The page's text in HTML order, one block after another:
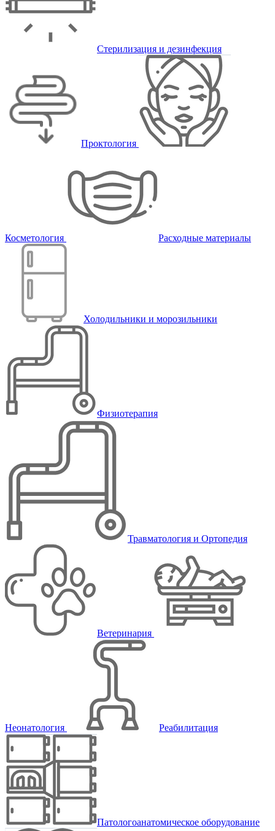
Стерилизация и дезинфекция
Проктология
Косметология Расходные материалы
Холодильники и морозильники
Физиотерапия
Травматология и Ортопедия
Ветеринария
Неонатология Реабилитация
Патологоанатомическое оборудование